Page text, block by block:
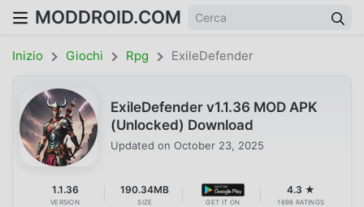
MODDROID.COM
Inizio Giochi Rpg ExileDefender
ExileDefender v1.1.36 MOD APK
(Unlocked) Download
Updated on October 23, 2025
1.1.36
VERSION
190.34MB
SIZE GET IT ON
4.3 ★
1698 RATINGS